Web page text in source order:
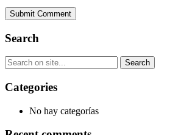
Submit Comment
Search
Categories
No hay categorías